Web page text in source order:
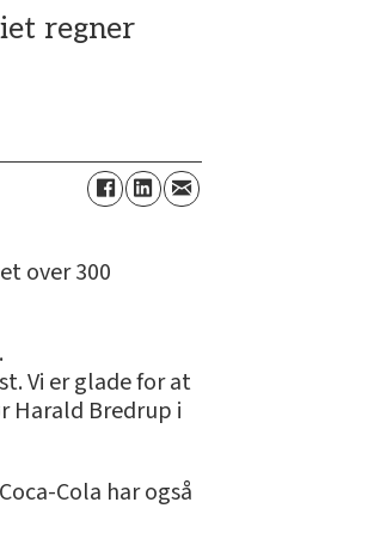
regner
over 300
Vi er glade for at
Harald Bredrup i
Cola har også